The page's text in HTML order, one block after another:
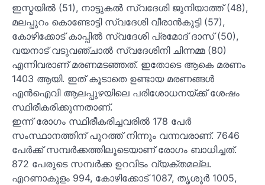
ഇസ്മയില് (51), നാട്ടുകല് സ്വദേശി ജുനിയാത്ത് (48),
മലപ്പുറം കൊണ്ടോട്ടി സ്വദേശി വീരാന്കുട്ടി (57),
കോഴിക്കോട് കാപ്പില് സ്വദേശി പ്രമോദ് ദാസ് (50),
വയനാട് വടുവഞ്ചാല് സ്വദേശിനി ചിന്നമ്മ (80)
എന്നിവരാണ് മരണമടഞ്ഞത്. ഇതോടെ ആകെ മരണം
1403 ആയി. ഇത് കൂടാതെ ഉണ്ടായ മരണങ്ങള്
എന്ഐവി ആലപ്പുഴയിലെ പരിശോധനയ്ക്ക് ശേഷം
സ്ഥിരീകരിക്കുന്നതാണ്.
ഇന്ന് രോഗം സ്ഥിരീകരിച്ചവരില് 178 പേര്
സംസ്ഥാനത്തിന് പുറത്ത് നിന്നും വന്നവരാണ്. 7646
പേര്ക്ക് സമ്പര്ക്കത്തിലൂടെയാണ് രോഗം ബാധിച്ചത്.
872 പേരുടെ സമ്പര്ക്ക ഉറവിടം വ്യക്തമല്ല.
എറണാകുളം 994, കോഴിക്കോട് 1087, തൃശൂര്1005,